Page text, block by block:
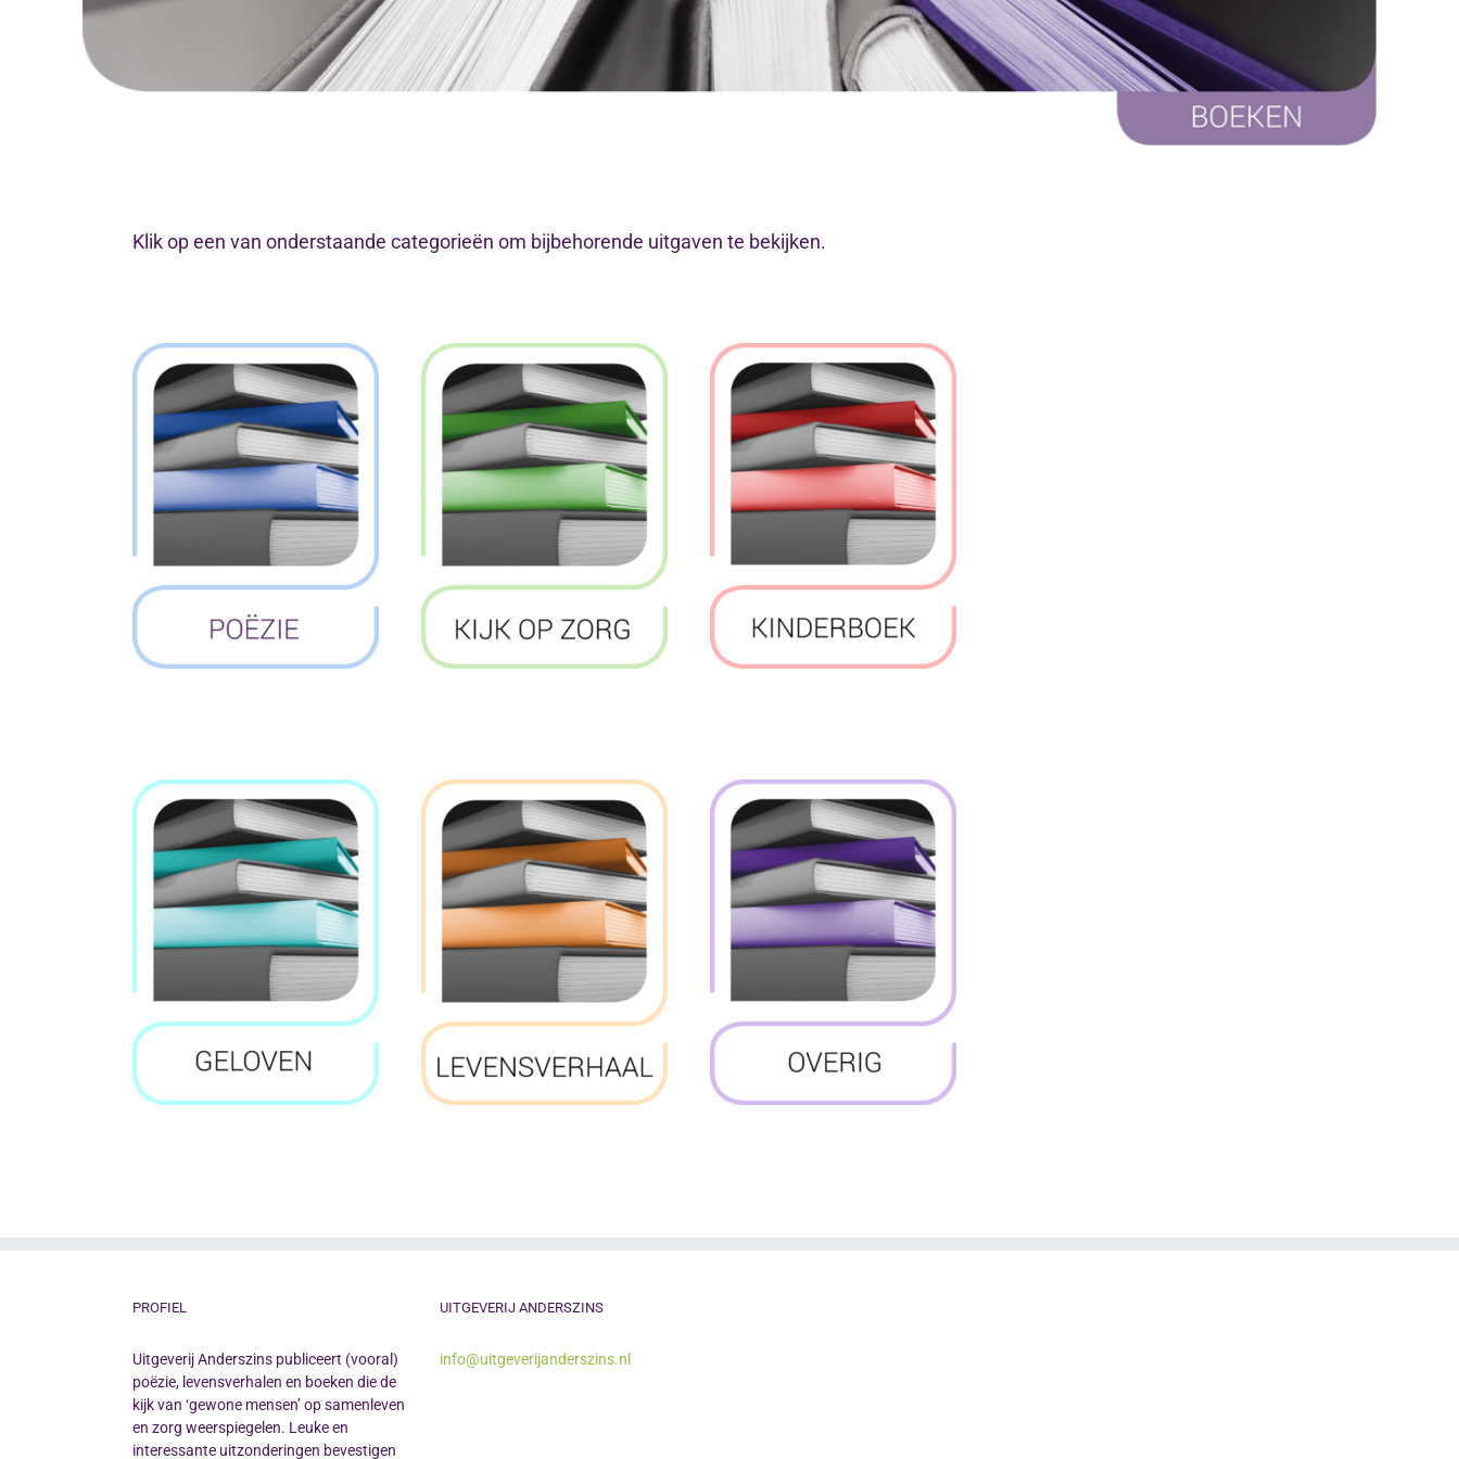
Klik op een van onderstaande categorieën om bijbehorende uitgaven te bekijken.
PROFIEL
Uitgeverij Anderszins publiceert (vooral)
poëzie, levensverhalen en boeken die de
kijk van ‘gewone mensen’ op samenleven
en zorg weerspiegelen. Leuke en
interessante uitzonderingen bevestigen
UITGEVERIJ ANDERSZINS
info@uitgeverijanderszins.nl